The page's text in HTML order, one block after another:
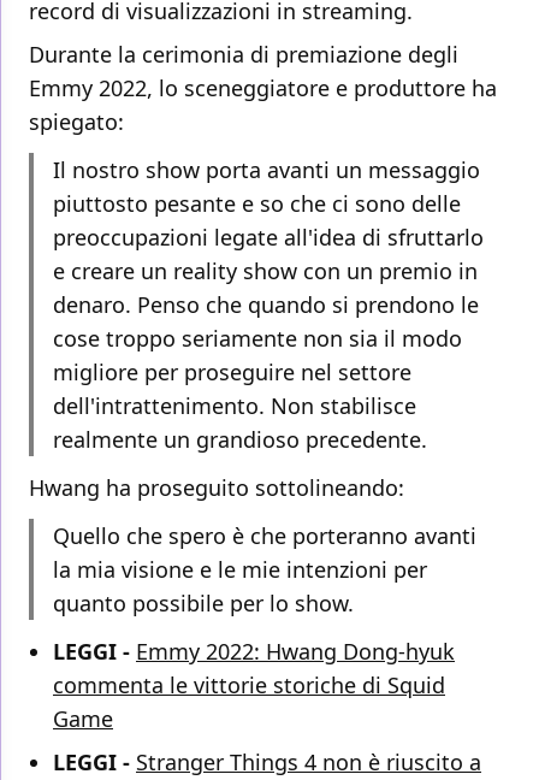
record di visualizzazioni in streaming.
Durante la cerimonia di premiazione degli
Emmy 2022, lo sceneggiatore e produttore ha
spiegato:
Il nostro show porta avanti un messaggio
piuttosto pesante e so che ci sono delle
preoccupazioni legate all'idea di sfruttarlo
e creare un reality show con un premio in
denaro. Penso che quando si prendono le
cose troppo seriamente non sia il modo
migliore per proseguire nel settore
dell'intrattenimento. Non stabilisce
realmente un grandioso precedente.
Hwang ha proseguito sottolineando:
Quello che spero è che porteranno avanti
la mia visione e le mie intenzioni per
quanto possibile per lo show.
LEGGI - Emmy 2022: Hwang Dong-hyuk
commenta le vittorie storiche di Squid
Game
LEGGI - Stranger Things 4 non è riuscito a